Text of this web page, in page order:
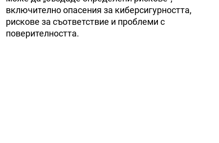
включително опасения за киберсигурността,
рискове за съответствие и проблеми с
поверителността.